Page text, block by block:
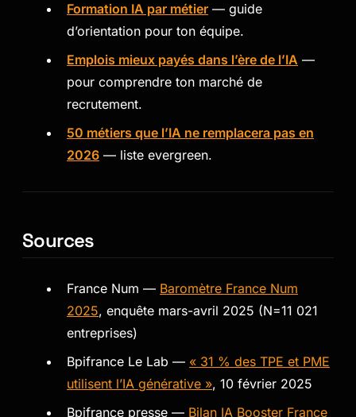
Formation IA par métier — guide
d’orientation pour ton équipe.
Emplois mieux payés dans l’ère de l’IA —
pour comprendre ton marché de
recrutement.
50 métiers que l’IA ne remplacera pas en
2026 — liste evergreen.
Sources
France Num — Baromètre France Num
2025, enquête mars-avril 2025 (N=11 021
entreprises)
Bpifrance Le Lab — « 31 % des TPE et PME
utilisent l’IA générative », 10 février 2025
Bpifrance presse — Bilan IA Booster France